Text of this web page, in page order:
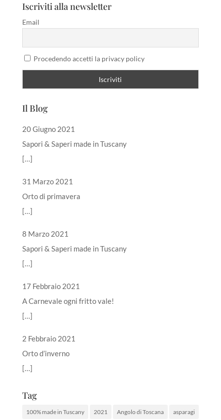
Iscriviti alla newsletter
Email
Procedendo accetti la privacy policy
Il Blog
20 Giugno 2021
Sapori & Saperi made in Tuscany
[…]
31 Marzo 2021
Orto di primavera
[…]
8 Marzo 2021
Sapori & Saperi made in Tuscany
[…]
17 Febbraio 2021
A Carnevale ogni fritto vale!
[…]
2 Febbraio 2021
Orto d’inverno
[…]
Tag
100% made in Tuscany 2021 Angolo di Toscana asparagi